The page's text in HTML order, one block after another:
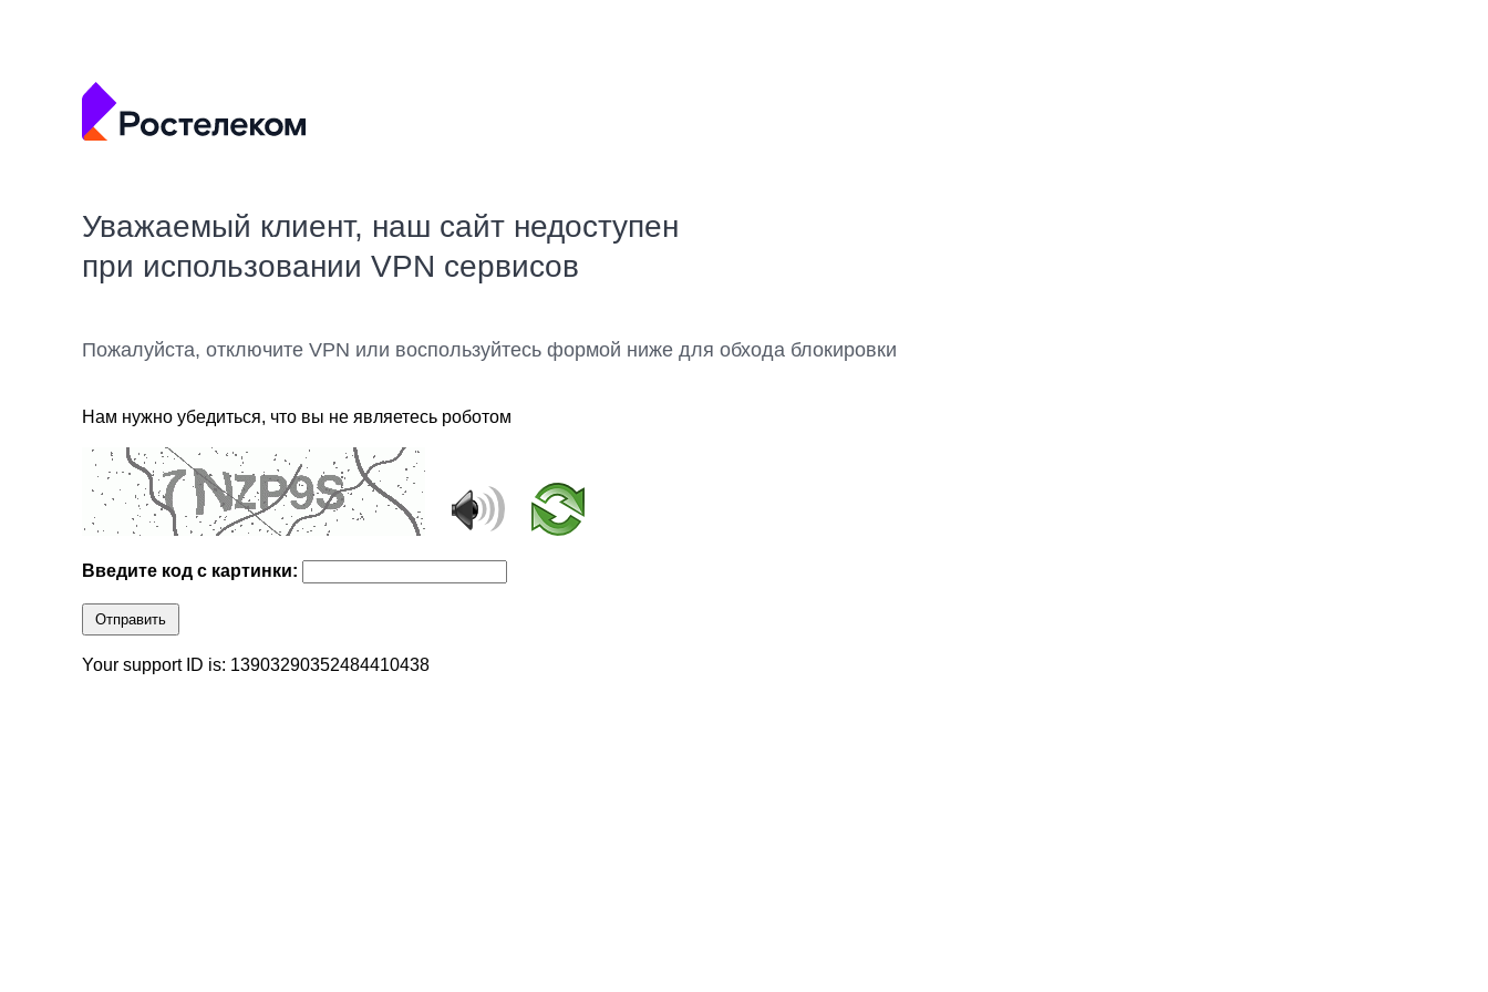
Уважаемый клиент, наш сайт недоступен
при использовании VPN сервисов
Пожалуйста, отключите VPN или воспользуйтесь формой ниже для обхода блокировки
Нам нужно убедиться, что вы не являетесь роботом
Введите код с картинки:
Отправить
Your support ID is: 13903290352484410438